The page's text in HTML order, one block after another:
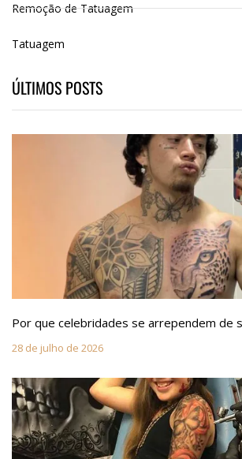
Remoção de Tatuagem
Tatuagem
ÚLTIMOS POSTS
Por que celebridades se arrependem de
28 de julho de 2026